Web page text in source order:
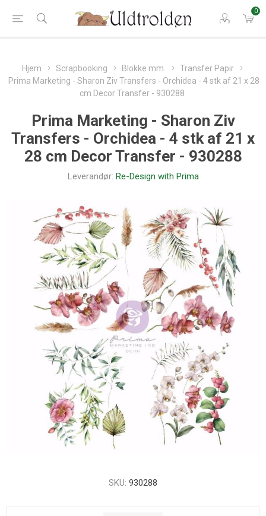
0
Hjem Scrapbooking Blokke mm.
Transfer Papir
Prima Marketing - Sharon Ziv Transfers - Orchidea - 4 stk af 21 x 28
cm Decor Transfer - 930288
Prima Marketing - Sharon Ziv
Transfers - Orchidea - 4 stk af 21 x
28 cm Decor Transfer - 930288
Leverandør: Re-Design with Prima
SKU: 930288